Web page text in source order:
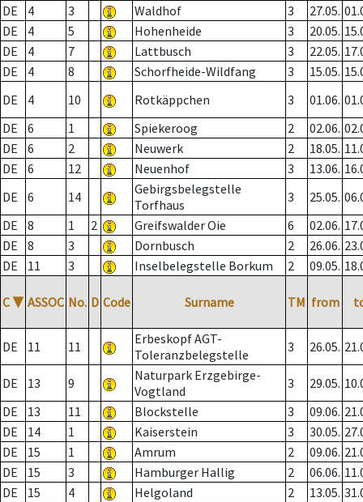
DE
4 3 Waldhof 3 27.05.
DE
4 5 Hohenheide 3 20.05.
DE
4 7 Lattbusch 3 22.05.
DE
4 8 Schorfheide-Wildfang 3 15.05.
DE
4 10 Rotkäppchen 3 01.06.
DE
6 1 Spiekeroog 2 02.06.
DE
6 2 Neuwerk 2 18.05.
DE
6 12 Neuenhof 3 13.06.
DE
6 14
Gebirgsbelegstelle
Torfhaus
3 25.05.
DE
8 1 2 Greifswalder Oie 6 02.06.
DE
8 3 Dornbusch 2 26.06.
DE
11 3 Inselbelegstelle Borkum 2 09.05.
C ▼ ASSOC No. D Code Surname TM from
DE 11 11
Erbeskopf AGT-
Toleranzbelegstelle
3 26.05.
DE 13 9
Naturpark Erzgebirge-
Vogtland
3 29.05.
DE
13 11 Blockstelle 3 09.06.
DE
14 1 Kaiserstein 3 30.05.
DE
15 1 Amrum 2 09.06.
DE
15 3 Hamburger Hallig 2 06.06.
DE
15 4 Helgoland 2 13.05.